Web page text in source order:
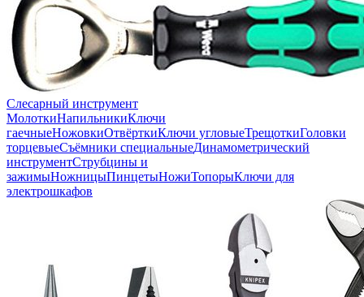
Слесарный инструмент
МолоткиНапильникиКлючи
гаечныеНожовкиОтвёрткиКлючи угловыеТрещоткиГоловки
торцевыеСъёмники специальныеДинамометрический
инструментСтрубцины и
зажимыНожницыПинцетыНожиТопорыКлючи для
электрошкафов